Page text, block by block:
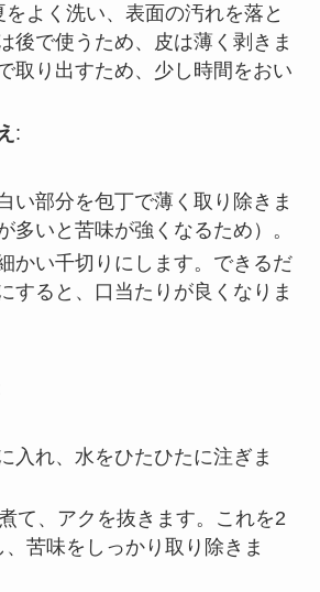
をよく洗い、表面の汚れを落と
後で使うため、皮は薄く剥きま
取り出すため、少し時間をおい
:
い部分を包丁で薄く取り除きま
多いと苦味が強くなるため）。
かい千切りにします。できるだ
すると、口当たりが良くなりま
入れ、水をひたひたに注ぎま
て、アクを抜きます。これを2
、苦味をしっかり取り除きま